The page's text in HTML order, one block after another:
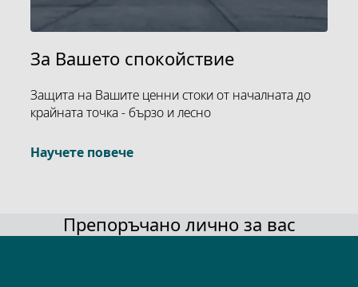
За Вашето спокойствие
Защита на Вашите ценни стоки от началната до
крайната точка - бързо и лесно
Научете повече
Препоръчано лично за вас